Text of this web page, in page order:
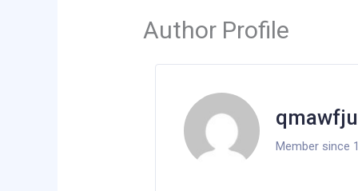
Author Profile
Member since